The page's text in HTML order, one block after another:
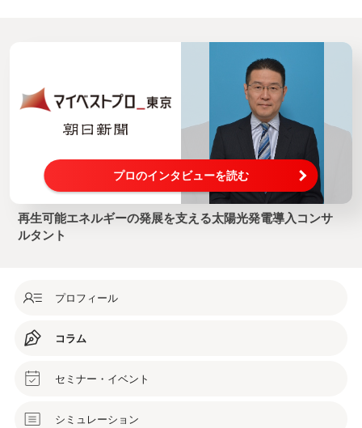
プロのインタビューを読む
再生可能エネルギーの発展を支える太陽光発電導入コンサ
ルタント
プロフィール
コラム
セミナー・イベント
シミュレーション